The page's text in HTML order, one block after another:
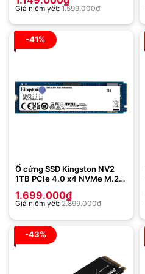
Giá niêm yết: 1.599.000₫
-41%
Ổ cứng SSD Kingston NV2
1TB PCIe 4.0 x4 NVMe M.2
1.699.000₫
Giá niêm yết: 2.899.000₫
-43%